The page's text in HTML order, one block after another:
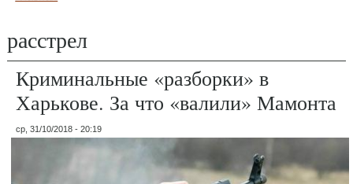
Вы здесь
расстрел
Криминальные «разборки» в
Харькове. За что «валили» Мамонта
ср, 31/10/2018 - 20:19